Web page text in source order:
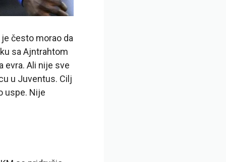
često morao da
sa Ajntrahtom
evra. Ali nije sve
u Juventus. Cilj
uspe. Nije